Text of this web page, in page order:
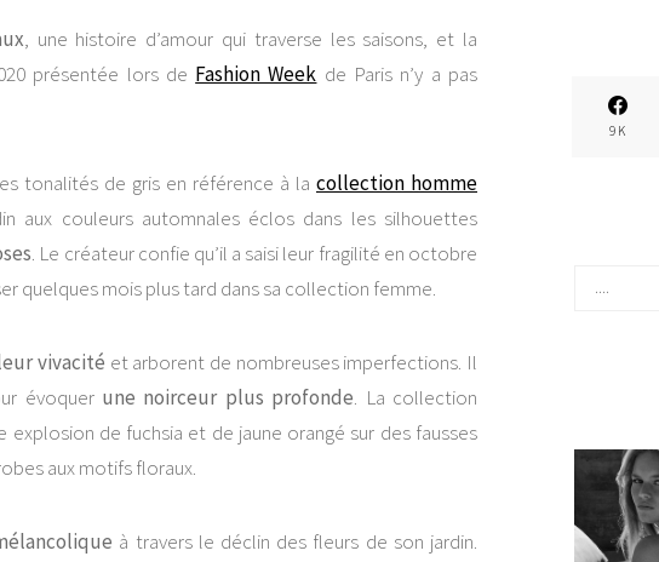
, une histoire d’amour qui traverse les saisons, et la
présentée lors de Fashion Week de Paris n’y a pas
tonalités de gris en référence à la collection homme
aux couleurs automnales éclos dans les silhouettes
. Le créateur confie qu’il a saisi leur fragilité en octobre
quelques mois plus tard dans sa collection femme.
vivacité et arborent de nombreuses imperfections. Il
évoquer une noirceur plus profonde. La collection
de fuchsia et de jaune orangé sur des fausses
aux motifs floraux.
à travers le déclin des fleurs de son jardin.
9K